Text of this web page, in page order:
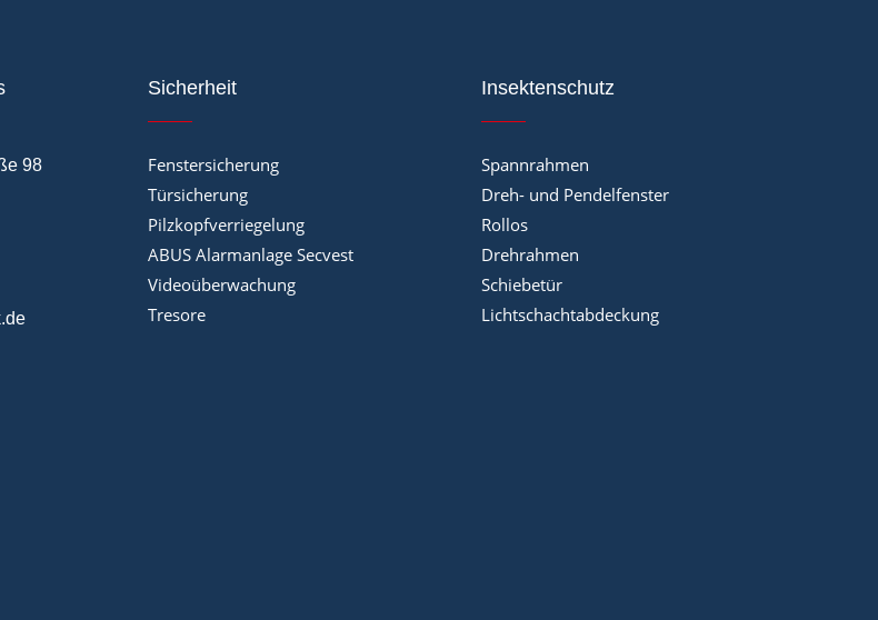
98
Sicherheit
Fenstersicherung
Türsicherung
Pilzkopfverriegelung
ABUS Alarmanlage Secvest
Videoüberwachung
Tresore
Insektenschutz
Spannrahmen
Dreh- und Pendelfenster
Rollos
Drehrahmen
Schiebetür
Lichtschachtabdeckung